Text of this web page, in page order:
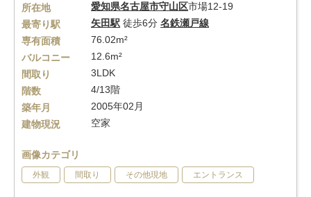
所在地 愛知県名古屋市守山区市場12-19
最寄り駅
矢田駅 徒歩6分 名鉄瀬戸線
専有面積
76.02m²
バルコニー
12.6m²
間取り
3LDK
階数
4/13階
築年月
2005年02月
建物現況
空家
画像カテゴリ
外観 間取り その他現地 エントランス